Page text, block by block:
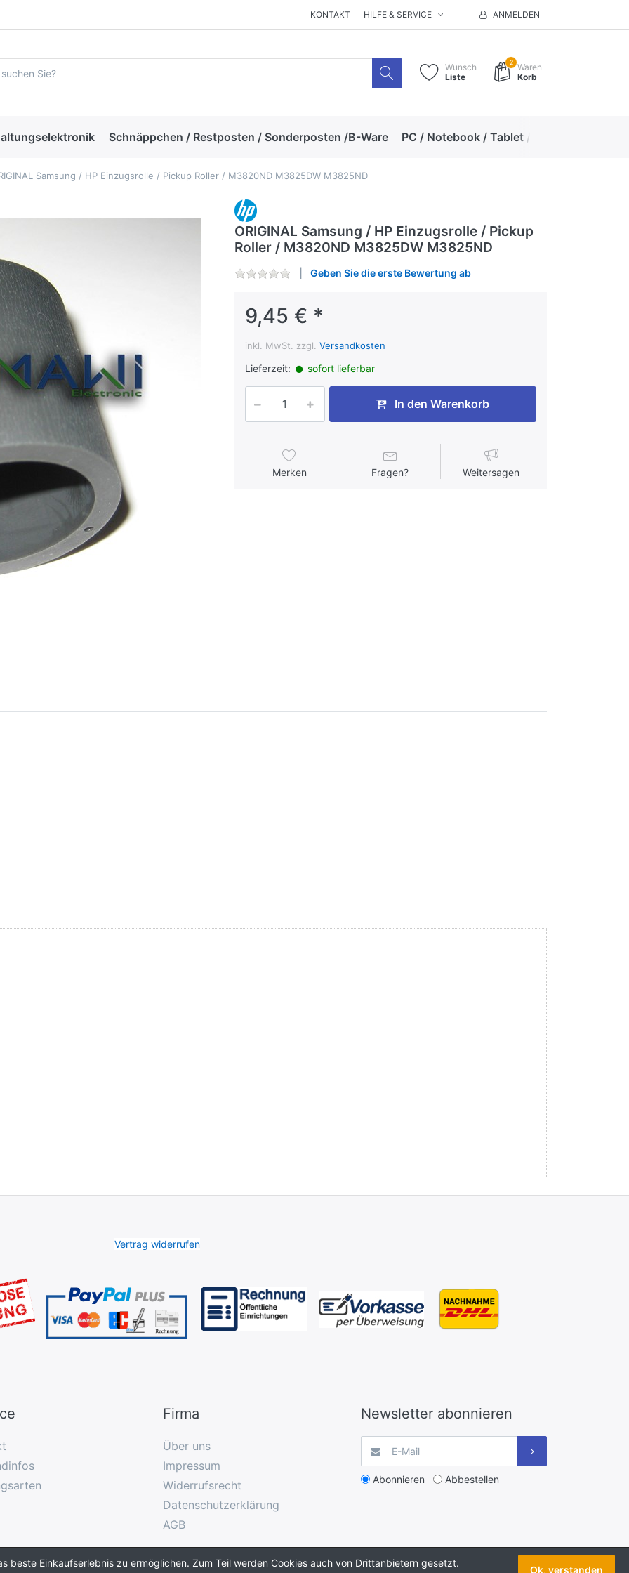
KONTAKT HILFE & SERVICE ANMELDEN
Wunsch
Liste
2 Waren
Korb
Schnäppchen / Restposten / Sonderposten /B-Ware PC / Notebook / Tablet / Zubehör
Samsung / HP Einzugsrolle / Pickup Roller / M3820ND M3825DW M3825ND
ORIGINAL Samsung / HP Einzugsrolle / Pickup
Roller / M3820ND M3825DW M3825ND
Geben Sie die erste Bewertung ab
9,45 € *
inkl. MwSt. zzgl. Versandkosten
Lieferzeit: sofort lieferbar
In den Warenkorb
Merken Fragen? Weitersagen
Vertrag widerrufen
Firma
Über uns
Impressum
Widerrufsrecht
Datenschutzerklärung
AGB
Newsletter abonnieren
Abonnieren Abbestellen
beste Einkaufserlebnis zu ermöglichen. Zum Teil werden Cookies auch von Drittanbietern gesetzt.
Ok, verstanden